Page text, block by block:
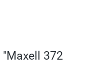
372